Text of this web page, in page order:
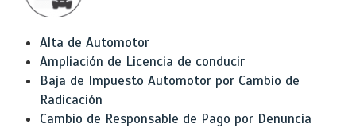
Alta de Automotor
Ampliación de Licencia de conducir
Baja de Impuesto Automotor por Cambio de
Radicación
Cambio de Responsable de Pago por Denuncia